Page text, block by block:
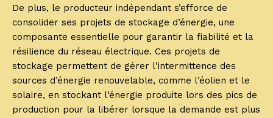
De plus, le producteur indépendant s’efforce de
consolider ses projets de stockage d’énergie, une
composante essentielle pour garantir la fiabilité et la
résilience du réseau électrique. Ces projets de
stockage permettent de gérer l’intermittence des
sources d’énergie renouvelable, comme l’éolien et le
solaire, en stockant l’énergie produite lors des pics de
production pour la libérer lorsque la demande est plus